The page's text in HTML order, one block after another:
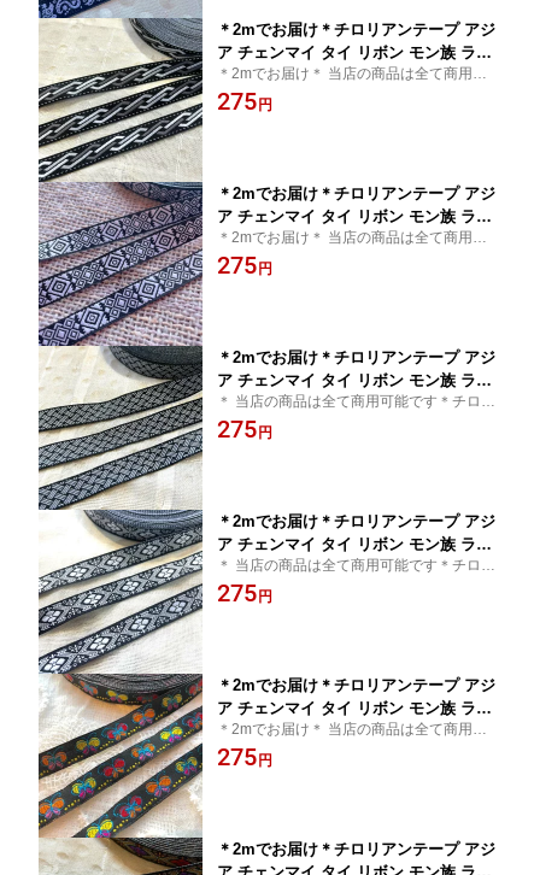
＊2mでお届け＊チロリアンテープ アジ
ア チェンマイ タイ リボン モン族 ライ
ンテープ 縁取り 手作り 細め クラフト
ハンドメイド 花 10mm 15mm アジアン
＊2mでお届け＊ 当店の商品は全て商用可能
です＊チロリアンテープ タイ買付 チェンマ
イ タイ リボン モン族 アジアン雑貨 エスニ
275円
＊2mでお届け＊チロリアンテープ アジ
ア チェンマイ タイ リボン モン族 ライ
ンテープ 縁取り 手作り 細め クラフト
ハンドメイド 花 10mm 15mm アジアン
＊2mでお届け＊ 当店の商品は全て商用可能
です＊チロリアンテープ タイ買付 チェンマ
イ タイ リボン モン族 アジアン雑貨 エスニ
275円
＊2mでお届け＊チロリアンテープ アジ
ア チェンマイ タイ リボン モン族 ライ
ンテープ 縁取り 手作り 細め クラフト
ハンドメイド 花 10mm 15mm アジアン
＊ 当店の商品は全て商用可能です＊チロリ
アンテープ タイ買付 チェンマイ タイ リボ
ン モン族 アジアン雑貨 エスニック 輸入雑
275円
＊2mでお届け＊チロリアンテープ アジ
ア チェンマイ タイ リボン モン族 ライ
ンテープ 縁取り 手作り 細め クラフト
ハンドメイド 花 10mm 15mm アジアン
＊ 当店の商品は全て商用可能です＊チロリ
アンテープ タイ買付 チェンマイ タイ リボ
ン モン族 アジアン雑貨 エスニック 輸入雑
275円
＊2mでお届け＊チロリアンテープ アジ
ア チェンマイ タイ リボン モン族 ライ
ンテープ 縁取り 手作り 細め クラフト
ハンドメイド 花 10mm 15mm アジアン
＊2mでお届け＊ 当店の商品は全て商用可能
です＊チロリアンテープ タイ買付 チェンマ
イ タイ リボン モン族 アジアン雑貨 エスニ
275円
＊2mでお届け＊チロリアンテープ アジ